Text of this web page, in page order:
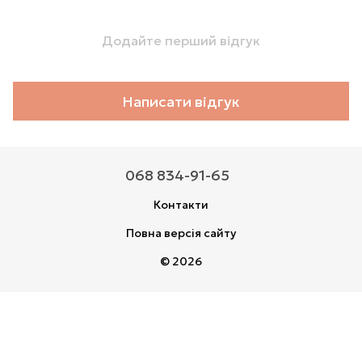
Додайте перший відгук
Написати відгук
068 834-91-65
Контакти
Повна версія сайту
© 2026